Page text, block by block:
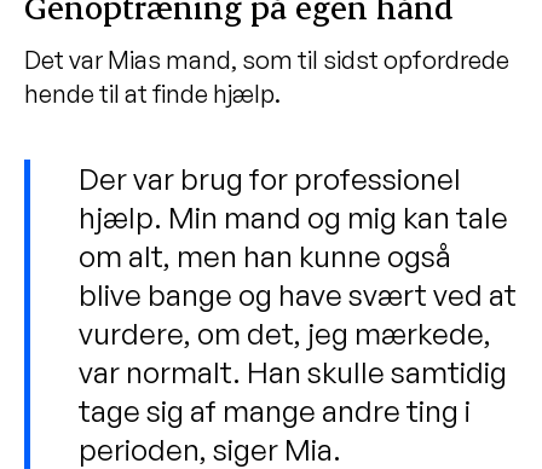
Det var Mias mand, som til sidst opfordrede
hende til at finde hjælp.
Der var brug for professionel
hjælp. Min mand og mig kan tale
om alt, men han kunne også
blive bange og have svært ved at
vurdere, om det, jeg mærkede,
var normalt. Han skulle samtidig
tage sig af mange andre ting i
perioden, siger Mia.